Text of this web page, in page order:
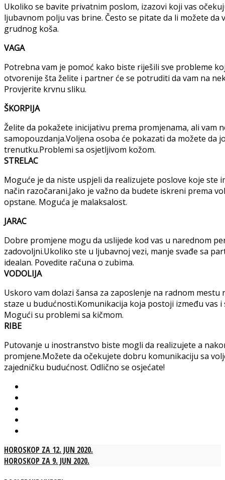
Ukoliko se bavite privatnim poslom, izazovi koji vas
ljubavnom polju vas brine. Često se pitate da li možete
grudnog koša.
VAGA
Potrebna vam je pomoć kako biste riješili sve probleme
otvorenije šta želite i partner će se potruditi da vam na
Provjerite krvnu sliku.
ŠKORPIJA
Želite da pokažete inicijativu prema promjenama, ali vam
samopouzdanja.Voljena osoba će pokazati da možete da
trenutku.Problemi sa osjetljivom kožom.
STRELAC
Moguće je da niste uspjeli da realizujete poslove koje ste
način razočarani.Jako je važno da budete iskreni prema
opstane. Moguća je malaksalost.
JARAC
Dobre promjene mogu da uslijede kod vas u narednom
zadovoljni.Ukoliko ste u ljubavnoj vezi, manje svađe sa
idealan. Povedite računa o zubima.
VODOLIJA
Uskoro vam dolazi šansa za zaposlenje na radnom
staze u budućnosti.Komunikacija koja postoji između vas
Mogući su problemi sa kičmom.
RIBE
Putovanje u inostranstvo biste mogli da realizujete a
promjene.Možete da očekujete dobru komunikaciju sa
zajedničku budućnost. Odlično se osjećate!
HOROSKOP ZA 12. JUN 2020.
HOROSKOP ZA 9. JUN 2020.